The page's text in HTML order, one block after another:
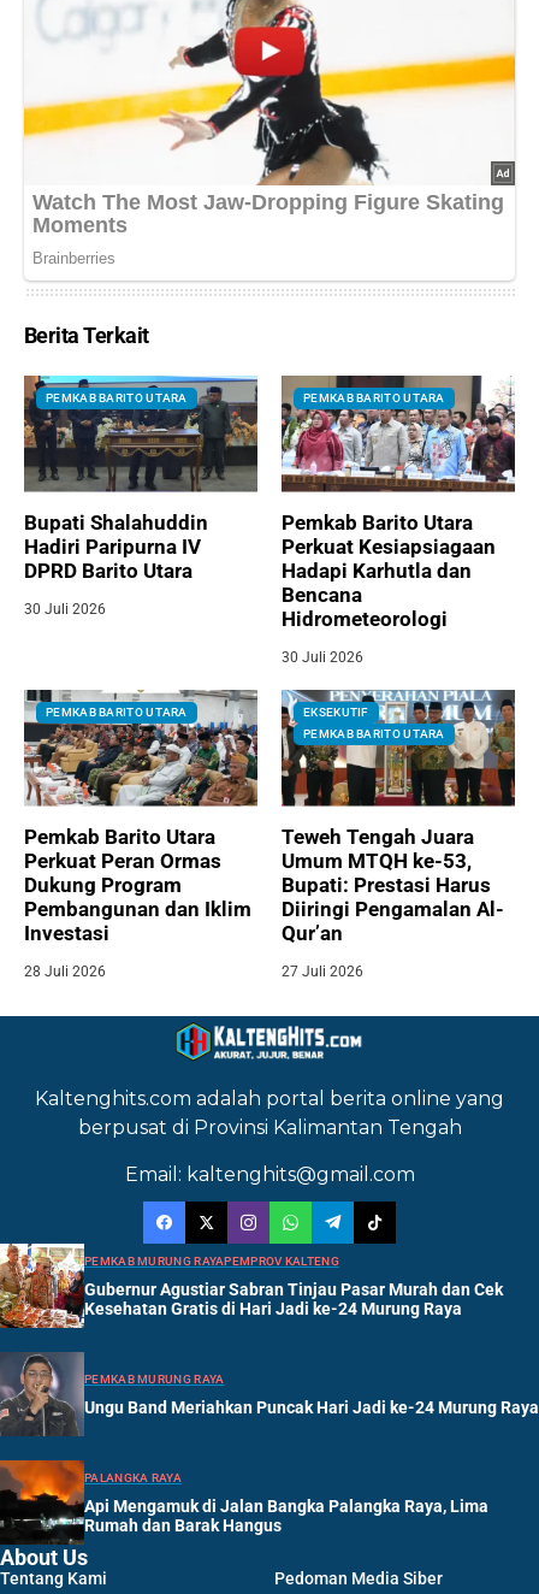
Berita Terkait
PEMKAB BARITO UTARA
Bupati Shalahuddin
Hadiri Paripurna IV
DPRD Barito Utara
30 Juli 2026
PEMKAB BARITO UTARA
Pemkab Barito Utara
Perkuat Kesiapsiagaan
Hadapi Karhutla dan
Bencana
Hidrometeorologi
30 Juli 2026
PEMKAB BARITO UTARA
Pemkab Barito Utara
Perkuat Peran Ormas
Dukung Program
Pembangunan dan Iklim
Investasi
28 Juli 2026
EKSEKUTIF
PEMKAB BARITO UTARA
Teweh Tengah Juara
Umum MTQH ke-53,
Bupati: Prestasi Harus
Diiringi Pengamalan Al-
Qur’an
27 Juli 2026
Kaltenghits.com adalah portal berita online yang
berpusat di Provinsi Kalimantan Tengah
Email: kaltenghits@gmail.com
PEMKAB MURUNG RAYAPEMPROV KALTENG
Gubernur Agustiar Sabran Tinjau Pasar Murah dan Cek
Kesehatan Gratis di Hari Jadi ke-24 Murung Raya
PEMKAB MURUNG RAYA
Ungu Band Meriahkan Puncak Hari Jadi ke-24 Murung Raya
PALANGKA RAYA
Api Mengamuk di Jalan Bangka Palangka Raya, Lima
Rumah dan Barak Hangus
About Us
Tentang Kami Pedoman Media Siber